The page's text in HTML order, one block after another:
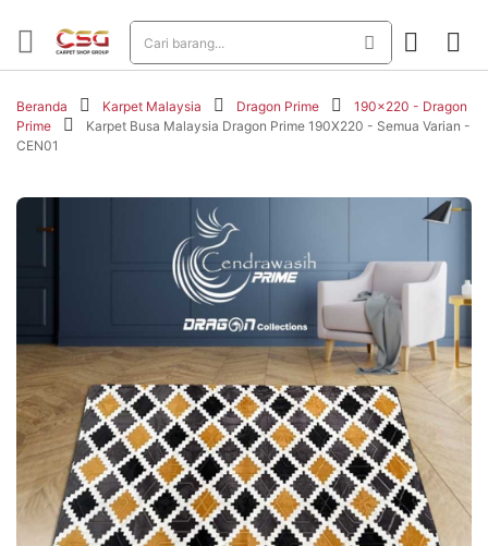
Beranda Karpet Malaysia Dragon Prime
190x220 - Dragon
Prime
Karpet Busa Malaysia Dragon Prime 190X220 - Semua Varian -
CEN01